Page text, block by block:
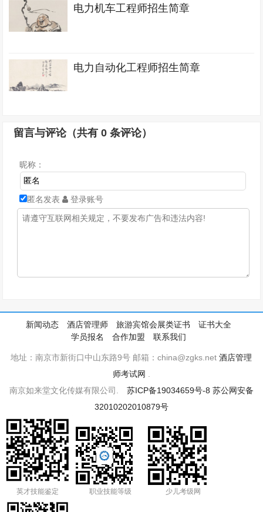
电力机车工程师招生简章
电力自动化工程师招生简章
留言与评论（共有0 条评论）
昵称：
匿名发表 登录账号
新闻动态 酒店管理师 旅游宾馆会展类证书
证书大全
学员报名
合作加盟 联系我们
地址：南京市新街口中山东路9号 邮箱：china@zgks.net酒店管理
师考试网
南京如来堂文化传媒有限公司. 苏ICP备19034659号-8 苏公网安备
32010202010879号
英才技能鉴定 职业技能等级 少儿考级网